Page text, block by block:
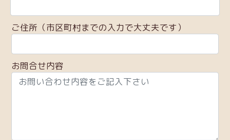
ご住所（市区町村までの入力で大丈夫です）
お問合せ内容